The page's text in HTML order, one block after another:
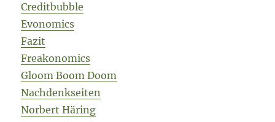
Creditbubble
Evonomics
Fazit
Freakonomics
Gloom Boom Doom
Nachdenkseiten
Norbert Häring